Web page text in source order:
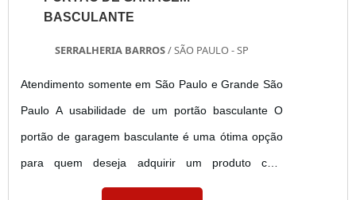
BASCULANTE
SERRALHERIA BARROS/ SÃO PAULO - SP
Atendimento somente em São Paulo e Grande São
Paulo A usabilidade de um portão basculante O
portão de garagem basculante é uma ótima opção
para quem deseja adquirir um produto com
excelente custo-benefício e também com uma